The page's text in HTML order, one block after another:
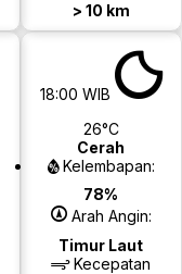
> 10 km
18:00 WIB
26°C
Cerah
Kelembapan:
78%
Arah Angin:
Timur Laut
Kecepatan